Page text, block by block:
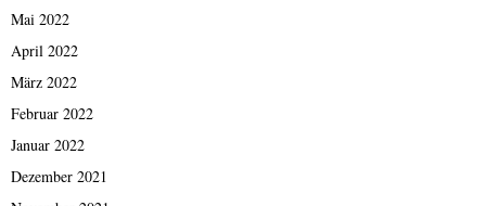
Mai 2022
April 2022
März 2022
Februar 2022
Januar 2022
Dezember 2021